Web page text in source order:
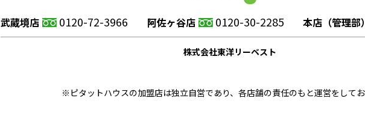
武蔵境店 0120-72-3966 阿佐ヶ谷店 0120-30-2285 本店（管理部
株式会社東洋リーベスト
※ピタットハウスの加盟店は独立自営であり、各店舗の責任のもと運営をして